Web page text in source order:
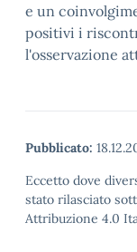
e un
positivi i
l'osservazione
Pubblicato:
Eccetto dove
stato rilasciato
Attribuzione 4.0